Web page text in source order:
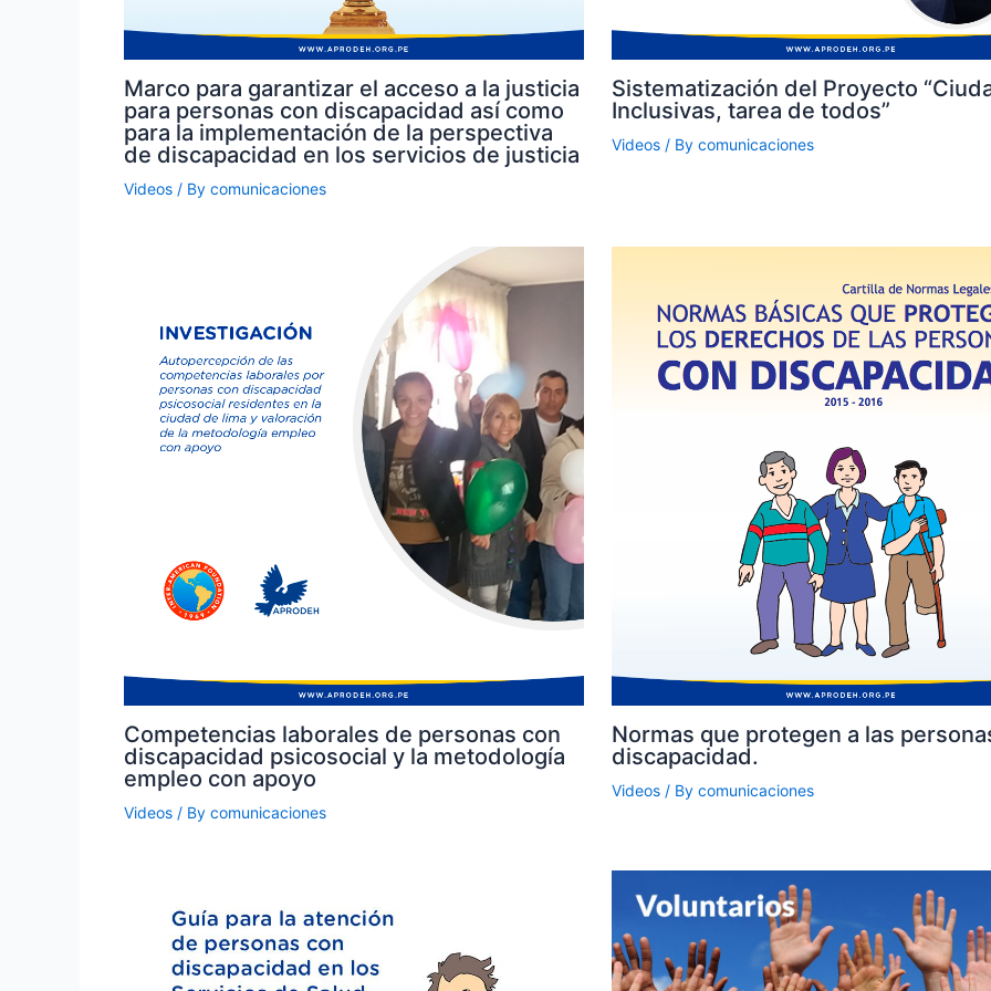
Marco para garantizar el acceso a la justicia
para personas con discapacidad así como
para la implementación de la perspectiva
de discapacidad en los servicios de justicia
Videos / By comunicaciones
Sistematización del Proyecto
Inclusivas, tarea de todos”
Videos/ By comunicaciones
Competencias laborales de personas con
discapacidad psicosocial y la metodología
empleo con apoyo
Videos / By comunicaciones
Normas que protegen a las
discapacidad.
Videos/ By comunicaciones